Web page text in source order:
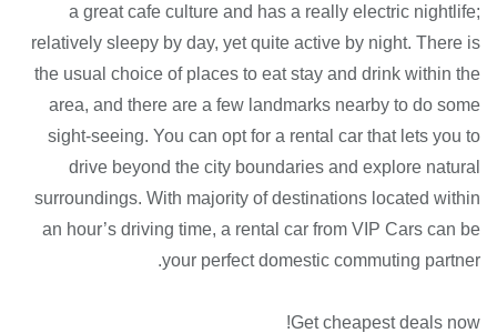
a great cafe culture and has a really electric nightlife;
relatively sleepy by day, yet quite active by night. There is
the usual choice of places to eat stay and drink within the
area, and there are a few landmarks nearby to do some
sight-seeing. You can opt for a rental car that lets you to
drive beyond the city boundaries and explore natural
surroundings. With majority of destinations located within
an hour’s driving time, a rental car from VIP Cars can be
your perfect domestic commuting partner.
Get cheapest deals now!